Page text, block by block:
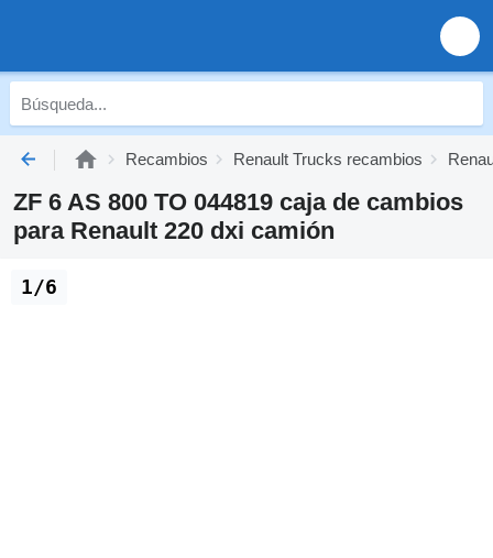
Recambios Renault Trucks recambios
ZF 6 AS 800 TO 044819 caja de cambios
para Renault 220 dxi camión
1/6